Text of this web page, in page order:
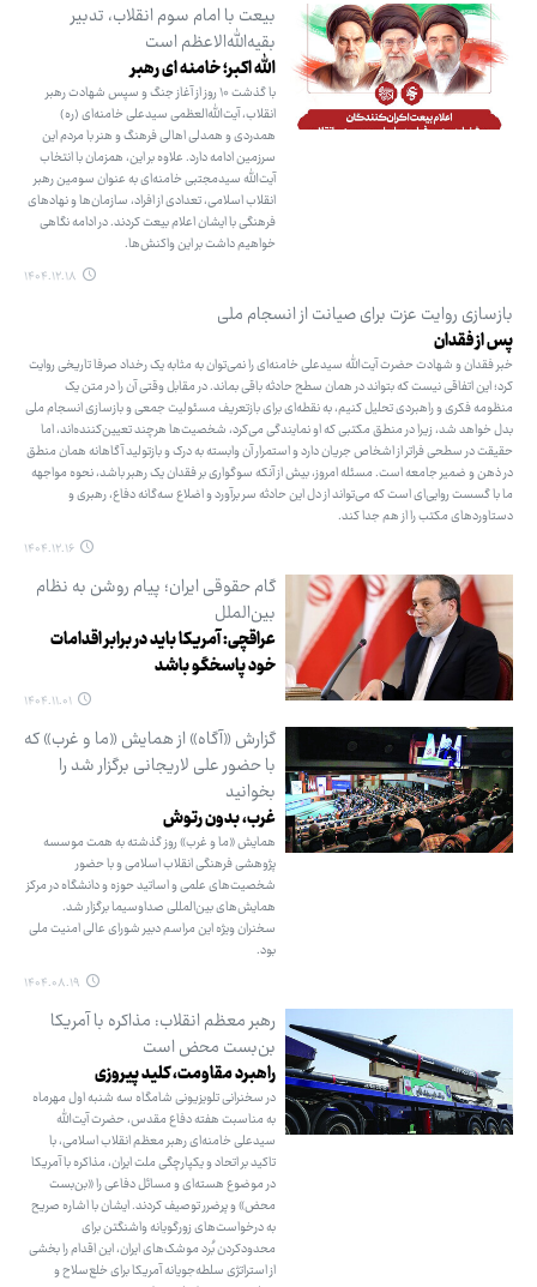
بیعت با امام سوم انقلاب، تدبیر
بقیه‌الله‌الاعظم است
الله اکبر؛ خامنه ای رهبر
با گذشت ۱۰ روز از آغاز جنگ و سپس شهادت رهبر
انقلاب، آیت‌الله‌العظمی سیدعلی خامنه‌ای (ره)
همدردی و همدلی اهالی فرهنگ و هنر با مردم این
سرزمین ادامه دارد. علاوه بر این، همزمان با انتخاب
آیت‌الله سیدمجتبی خامنه‌ای به عنوان سومین رهبر
انقلاب اسلامی، تعدادی از افراد، سازمان‌ها و نهادهای
فرهنگی با ایشان اعلام بیعت کردند. در ادامه نگاهی
خواهیم داشت بر این واکنش‌ها.
۱۴۰۴.۱۲.۱۸
بازسازی روایت عزت برای صیانت از انسجام ملی
پس از فقدان
خبر فقدان و شهادت حضرت آیت‌الله سیدعلی خامنه‌ای را نمی‌توان به مثابه یک رخداد صرفا تاریخی روایت
کرد؛ این اتفاقی نیست که بتواند در همان سطح حادثه باقی بماند. در مقابل وقتی آن را در متن یک
منظومه فکری و راهبردی تحلیل کنیم، به نقطه‌ای برای بازتعریف مسئولیت جمعی و بازسازی انسجام ملی
بدل خواهد شد، زیرا در منطق مکتبی که او نمایندگی می‌کرد، شخصیت‌ها هرچند تعیین‌کننده‌اند، اما
حقیقت در سطحی فراتر از اشخاص جریان دارد و استمرار آن وابسته به درک و بازتولید آگاهانه همان منطق
در ذهن و ضمیر جامعه است. مسئله امروز، بیش از آنکه سوگواری بر فقدان یک رهبر باشد، نحوه مواجهه
ما با گسست روایی‌ای است که می‌تواند از دل این حادثه سر برآورد و اضلاع سه‌گانه دفاع، رهبری و
دستاوردهای مکتب را از هم جدا کند.
۱۴۰۴.۱۲.۱۶
گام حقوقی ایران؛ پیام روشن به نظام
بین‌الملل
عراقچی: آمریکا باید در برابر اقدامات
خود پاسخگو باشد
۱۴۰۴.۱۱.۰۱
گزارش «آگاه» از همایش «ما و غرب» که
با حضور علی لاریجانی برگزار شد را
بخوانید
غرب، بدون رتوش
همایش «ما و غرب» روز گذشته به همت موسسه
پژوهشی فرهنگی انقلاب اسلامی و با حضور
شخصیت‌های علمی و اساتید حوزه و دانشگاه در مرکز
همایش‌های بین‌المللی صداوسیما برگزار شد.
سخنران ویژه این مراسم دبیر شورای عالی امنیت ملی
بود.
۱۴۰۴.۰۸.۱۹
رهبر معظم انقلاب: مذاکره با آمریکا
بن‌بست محض است
راهبرد مقاومت، کلید پیروزی
در سخنرانی تلویزیونی شامگاه سه شنبه اول مهرماه
به مناسبت هفته دفاع مقدس، حضرت آیت‌الله
سیدعلی خامنه‌ای رهبر معظم انقلاب اسلامی، با
تاکید بر اتحاد و یکپارچگی ملت ایران، مذاکره با آمریکا
در موضوع هسته‌ای و مسائل دفاعی را «بن‌بست
محض» و پرضرر توصیف کردند. ایشان با اشاره صریح
به درخواست‌های زورگویانه واشنگتن برای
محدودکردن بُرد موشک‌های ایران، این اقدام را بخشی
از استراتژی سلطه‌جویانه آمریکا برای خلع‌سلاح و